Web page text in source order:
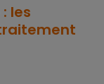
les